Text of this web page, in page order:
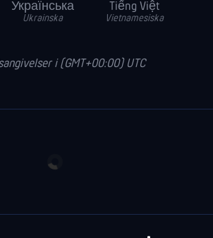
Українська
Ukrainska
Tiếng Việt
Vietnamesiska
i (GMT+00:00) UTC